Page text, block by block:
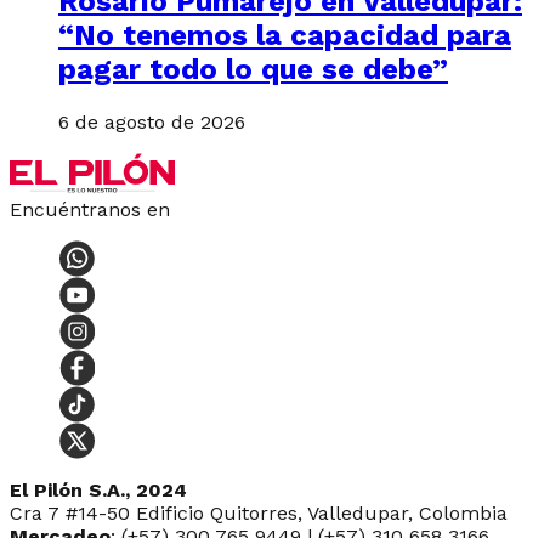
“No tenemos la capacidad para
pagar todo lo que se debe”
6 de agosto de 2026
Encuéntranos en
El Pilón S.A., 2024
Cra 7 #14-50 Edificio Quitorres, Valledupar, Colombia